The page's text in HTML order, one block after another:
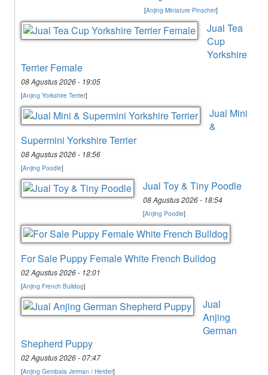
[Anjing Miniature Pinscher]
Jual Tea
Cup
Yorkshire
Terrier Female
08 Agustus 2026 - 19:05
[Anjing Yorkshire Terrier]
Jual Mini
&
Supermini Yorkshire Terrier
08 Agustus 2026 - 18:56
[Anjing Poodle]
Jual Toy & Tiny Poodle
08 Agustus 2026 - 18:54
[Anjing Poodle]
For Sale Puppy Female White French Bulldog
02 Agustus 2026 - 12:01
[Anjing French Bulldog]
Jual
Anjing
German
Shepherd Puppy
02 Agustus 2026 - 07:47
[Anjing Gembala Jerman / Herder]